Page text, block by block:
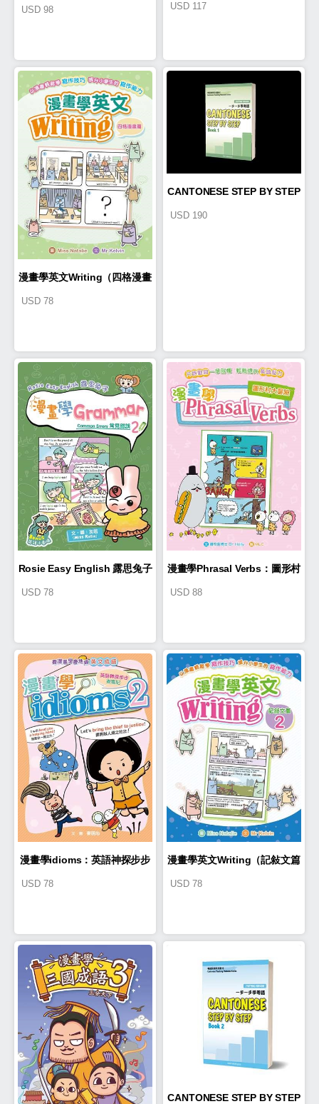
USD 98 USD 117
漫畫學英文Writing（四格漫畫
USD 78
CANTONESE STEP BY STEP
USD 190
Rosie Easy English 露思兔子
USD 78
漫畫學Phrasal Verbs：圖形村
USD 88
漫畫學idioms：英語神探步步
USD 78
漫畫學英文Writing（記敍文篇
USD 78
CANTONESE STEP BY STEP